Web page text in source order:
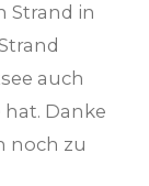
Strand in
auch
Danke
noch zu